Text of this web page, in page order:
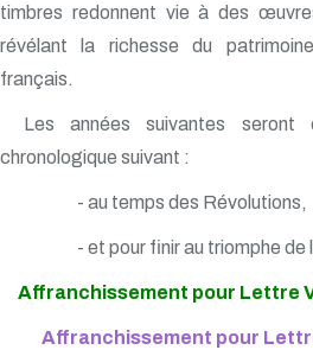
timbres redonnent vie à des
révélant la richesse du
français.
Les années suivantes seront
chronologique suivant :
- au temps des Révolutions,
- et pour finir au triomphe de
Affranchissement pour Lettre
Affranchissement pour